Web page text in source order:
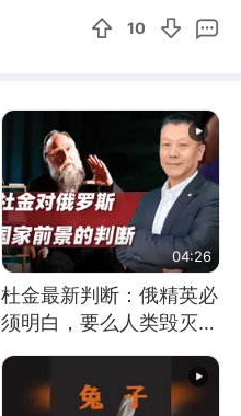
10
04:26
杜金最新判断：俄精英必
须明白，要么人类毁灭，
要么俄毁灭